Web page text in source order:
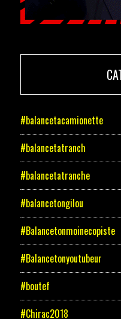
#balancetacamionette
#balancetatranch
#balancetatranche
#balancetongilou
#Balancetonmoinecopiste
#Balancetonyoutubeur
#boutef
#Chirac2018